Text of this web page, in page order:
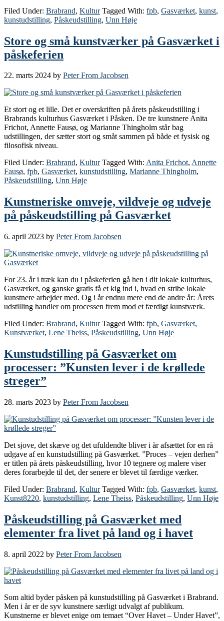
Filed Under: Brabrand, Kultur Tagged With: fpb, Gasværket, kunst,
kunstudstilling, Påskeudstilling, Unn Høje
Store og små kunstværker på Gasværket i
påskeferien
22. marts 2024 by Peter From Jacobsen
Et stort og et lille. Det er overskriften på årets påskeudstilling i
Brabrands kulturhus Gasværket i Påsken. De tre kunstnere Anita
Frichot, Annette Fausø, og Marianne Thingholm står bag
udstillingen, der sætter stort og småt sammen på både et fysisk og
filosofisk niveau.
Filed Under: Brabrand, Kultur Tagged With: Anita Frichot, Annette
Fausø, fpb, Gasværket, kunstudstilling, Marianne Thingholm,
Påskeudstilling, Unn Høje
Kunstneriske omveje, vildveje og udveje
på påskeudstilling på Gasværket
6. april 2023 by Peter From Jacobsen
For 23. år i træk kan du i påskeferien gå hen i dit lokale kulturhus,
Gasværket, og ganske gratis få et kig ind i, hvad en stribe lokale
kunstnere arbejder med. Og i år endnu mere end de andre år: Årets
udstilling handler om processen frem mod et færdigt kunstværk.
Filed Under: Brabrand, Kultur Tagged With: fpb, Gasværket,
Kunstværket, Lene Theiss, Påskeudstilling, Unn Høje
Kunstudstilling på Gasværket om
processer: ”Kunsten lever i de krøllede
streger”
28. marts 2023 by Peter From Jacobsen
Det sjove, det skæve og det ufuldendte bliver i år afsættet for en rå
udgave af en kunstudstilling på Gasværket. ”Proces – vejen derhen”
er titlen på årets påskeudstilling, hvor 10 tegnere og malere viser
deres forarbejde til det, der senere er blevet til færdige værker.
Filed Under: Brabrand, Kultur Tagged With: fpb, Gasværket, kunst,
Kunst8220, kunstudstilling, Lene Theiss, Påskeudstilling, Unn Høje
Påskeudstilling på Gasværket med
elementer fra livet på land og i havet
8. april 2022 by Peter From Jacobsen
Som altid byder påsken på kunstudstilling på Gasværket i Brabrand.
Men i år er de syv kunstnere særligt udvalgt af publikum.
Kunstnerne er blevet enige om temaet “Over Havet – Under Havet”,